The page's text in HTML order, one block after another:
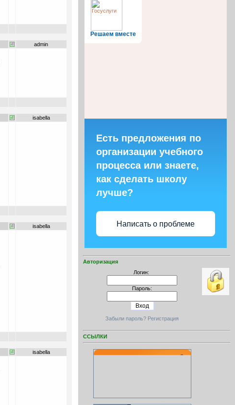
admin
isabella
isabella
isabella
Решаем вместе
Есть предложения по
организации учебного
процесса или знаете,
как сделать школу
лучше?
Написать о проблеме
Авторизация
Логин:
Пароль:
Забыли пароль? Регистрация
ССЫЛКИ